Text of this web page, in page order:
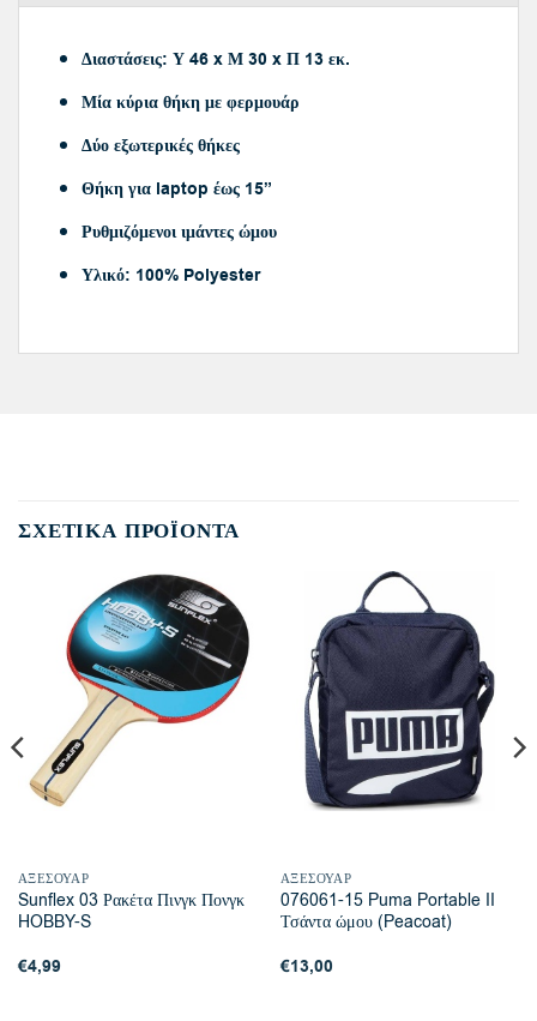
Διαστάσεις: Υ 46 x Μ 30 x Π 13 εκ.
Μία κύρια θήκη με φερμουάρ
Δύο εξωτερικές θήκες
Θήκη για laptop έως 15”
Ρυθμιζόμενοι ιμάντες ώμου
Υλικό: 100% Polyester
ΣΧΕΤΙΚΆ ΠΡΟΪΌΝΤΑ
ΑΞΕΣΟΥΆΡ
Sunflex 03 Ρακέτα Πινγκ Πονγκ
HOBBY-S
€4,99
ΑΞΕΣΟΥΆΡ
076061-15 Puma Portable II
Τσάντα ώμου (Peacoat)
€13,00